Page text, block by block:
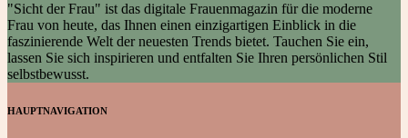
"Sicht der Frau" ist das digitale Frauenmagazin für die moderne
Frau von heute, das Ihnen einen einzigartigen Einblick in die
faszinierende Welt der neuesten Trends bietet. Tauchen Sie ein,
lassen Sie sich inspirieren und entfalten Sie Ihren persönlichen Stil
selbstbewusst.
HAUPTNAVIGATION